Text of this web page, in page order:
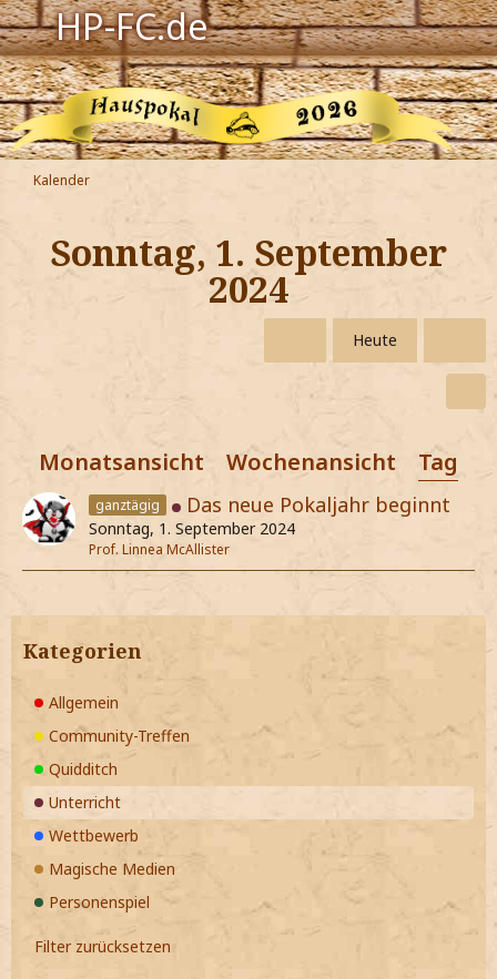
HP-FC.de
Navigation
Harry Potter
Der HP-FC
Hogwarts
Zauberwelt
Jetzt Fanclub-Mitglied werden!
Kalender
Sonntag, 1. September
2024
Heute
Monatsansicht Wochenansicht
ganztägig Das neue Pokaljahr beginnt
Sonntag, 1. September 2024
Prof. Linnea McAllister
Kategorien
Allgemein
Community-Treffen
Quidditch
Unterricht
Wettbewerb
Magische Medien
Personenspiel
Filter zurücksetzen